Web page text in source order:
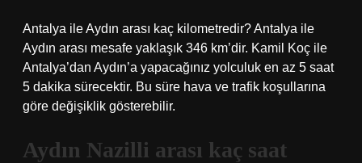
Antalya ile Aydın arası kaç kilometredir? Antalya ile
Aydın arası mesafe yaklaşık 346 km’dir. Kamil Koç ile
Antalya’dan Aydın’a yapacağınız yolculuk en az 5 saat
5 dakika sürecektir. Bu süre hava ve trafik koşullarına
göre değişiklik gösterebilir.
Aydın Nazilli arası kaç saat